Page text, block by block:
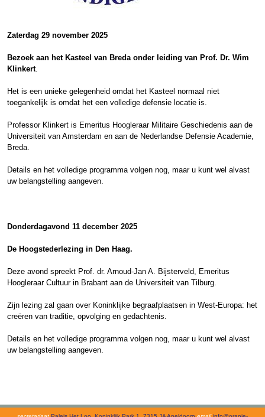
Zaterdag 29 november 2025
Bezoek aan het Kasteel van Breda onder leiding van Prof. Dr. Wim
Klinkert.
Het is een unieke gelegenheid omdat het Kasteel normaal niet
toegankelijk is omdat het een volledige defensie locatie is.
Professor Klinkert is Emeritus Hoogleraar Militaire Geschiedenis aan de
Universiteit van Amsterdam en aan de Nederlandse Defensie Academie,
Breda.
Details en het volledige programma volgen nog, maar u kunt wel alvast
uw belangstelling aangeven.
Donderdagavond 11 december 2025
De Hoogstederlezing in Den Haag.
Deze avond spreekt Prof. dr. Arnoud-Jan A. Bijsterveld, Emeritus
Hoogleraar Cultuur in Brabant aan de Universiteit van Tilburg.
Zijn lezing zal gaan over Koninklijke begraafplaatsen in West-Europa: het
creëren van traditie, opvolging en gedachtenis.
Details en het volledige programma volgen nog, maar u kunt wel alvast
uw belangstelling aangeven.